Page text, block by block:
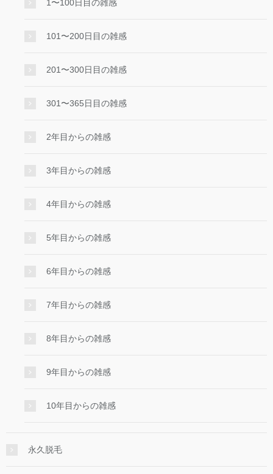
1〜100日目の雑感
101〜200日目の雑感
201〜300日目の雑感
301〜365日目の雑感
2年目からの雑感
3年目からの雑感
4年目からの雑感
5年目からの雑感
6年目からの雑感
7年目からの雑感
8年目からの雑感
9年目からの雑感
10年目からの雑感
永久脱毛